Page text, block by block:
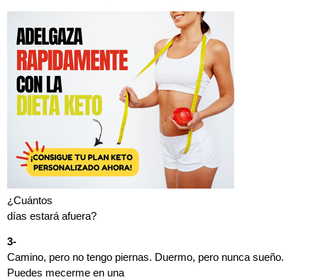
¿Cuántos
días estará afuera?
3-
Camino, pero no tengo piernas. Duermo, pero nunca sueño.
Puedes mecerme en una